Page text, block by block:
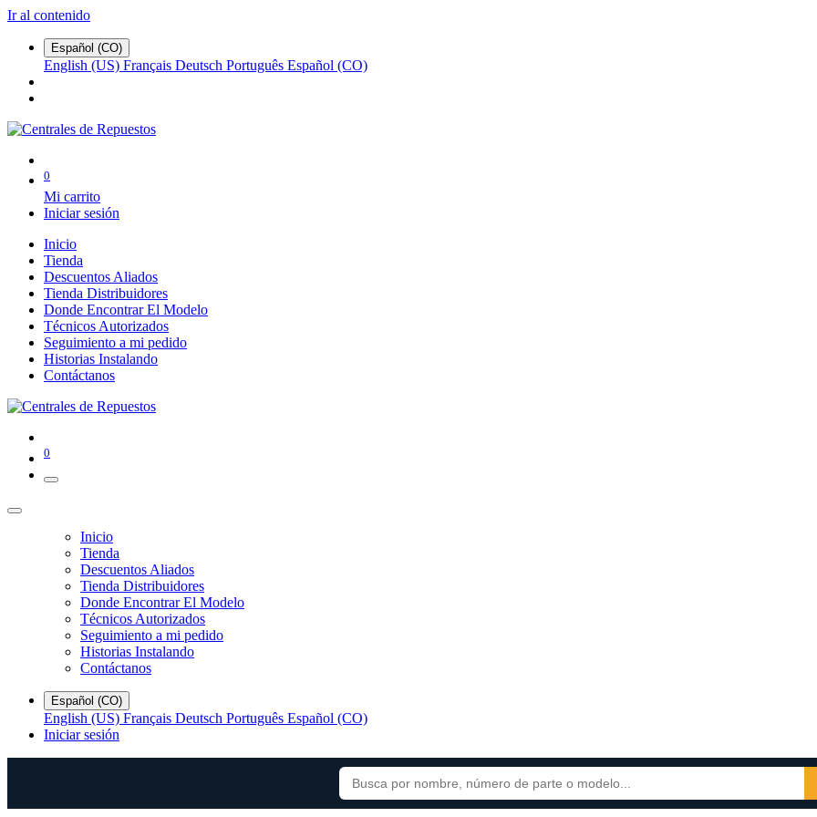
Ir al contenido
Español (CO)
English (US) Français Deutsch Português Español (CO)
0
Mi carrito
Iniciar sesión
Inicio
Tienda
Descuentos Aliados
Tienda Distribuidores
Donde Encontrar El Modelo
Técnicos Autorizados
Seguimiento a mi pedido
Historias Instalando
Contáctanos
0
Inicio
Tienda
Descuentos Aliados
Tienda Distribuidores
Donde Encontrar El Modelo
Técnicos Autorizados
Seguimiento a mi pedido
Historias Instalando
Contáctanos
Español (CO)
English (US) Français Deutsch Português Español (CO)
Iniciar sesión